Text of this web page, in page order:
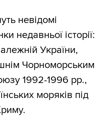
невідомі
недавньої історії:
України,
Чорноморським
1992-1996 рр.,
моряків під